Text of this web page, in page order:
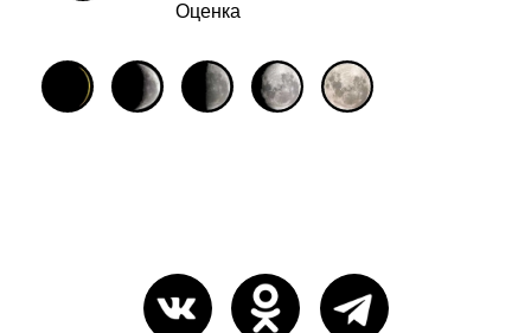
Оценка